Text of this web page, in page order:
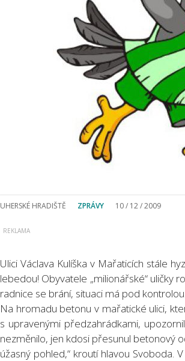
UHERSKÉ HRADIŠTĚ ZPRÁVY 10 / 12 / 2009
Ulici Václava Kulíška v Mařaticích stále
lebedou! Obyvatele „milionářské“ uličky
radnice se brání, situaci má pod
Na hromadu betonu v mařatické ulici,
s upravenými předzahrádkami,
nezměnilo, jen kdosi přesunul betonový
úžasný pohled,“ kroutí hlavou Svoboda.